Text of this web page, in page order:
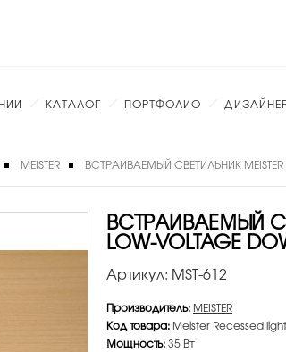
КАТАЛОГ ПОРТФОЛИО
MEISTER ВСТРАИВАЕМЫЙ СВЕТИЛЬНИК MEISTER
ВСТРАИВАЕМЫЙ
LOW-VOLTAGE
Артикул: MST-612
Производитель: MEISTER
Код товара: Meister Recessed
Мощность:35 Вт